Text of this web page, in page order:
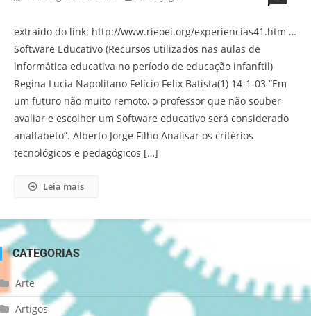
extraído do link: http://www.rieoei.org/experiencias41.htm …
Software Educativo (Recursos utilizados nas aulas de
informática educativa no período de educação infanftil)
Regina Lucia Napolitano Felício Felix Batista(1) 14-1-03 “Em
um futuro não muito remoto, o professor que não souber
avaliar e escolher um Software educativo será considerado
analfabeto”. Alberto Jorge Filho Analisar os critérios
tecnológicos e pedagógicos […]
Leia mais
CATEGORIAS
Arte
Artigos